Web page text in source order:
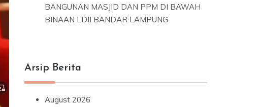
BANGUNAN MASJID DAN PPM DI BAWAH
BINAAN LDII BANDAR LAMPUNG
Arsip Berita
August 2026